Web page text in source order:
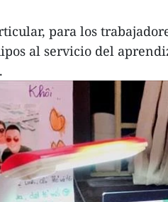
para los
al servicio del